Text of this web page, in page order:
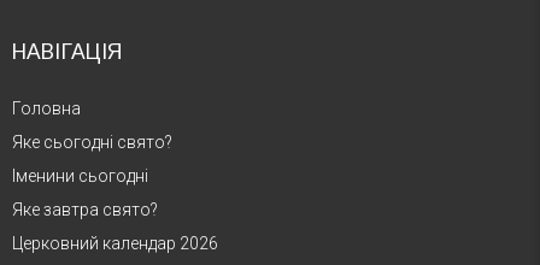
НАВІГАЦІЯ
Головна
Яке сьогодні свято?
Іменини сьогодні
Яке завтра свято?
Церковний календар 2026